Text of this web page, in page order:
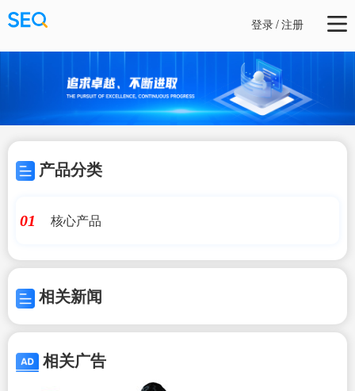
登录/注册
产品分类
01 核心产品
相关新闻
相关广告